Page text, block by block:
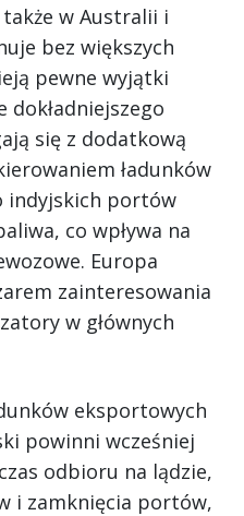
w Australii i
bez większych
pewne wyjątki
dokładniejszego
się z dodatkową
ładunków
indyjskich portów
co wpływa na
Europa
zainteresowania
w głównych
eksportowych
powinni wcześniej
odbioru na lądzie,
i zamknięcia portów,